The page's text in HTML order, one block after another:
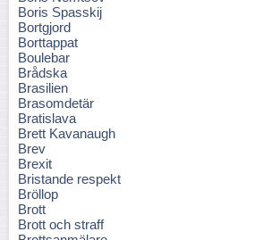
Boris Spasskij
Bortgjord
Borttappat
Boulebar
Brådska
Brasilien
Brasomdetär
Bratislava
Brett Kavanaugh
Brev
Brexit
Bristande respekt
Bröllop
Brott
Brott och straff